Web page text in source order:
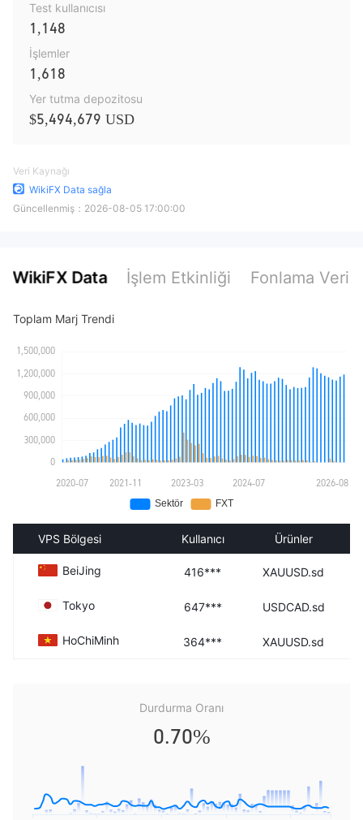
Test kullanıcısı
1,148
İşlemler
1,618
Yer tutma depozitosu
$5,494,679 USD
Veri Kaynağı
WikiFX Data sağla
Güncellenmiş： 2026-08-05 17:00:00
WikiFX Data İşlem Etkinliği Fonlama
Toplam Marj Trendi
VPS Bölgesi Kullanıcı Ürünler
BeiJing 416*** XAUUSD.sd
Tokyo 647*** USDCAD.sd
HoChiMinh 364*** XAUUSD.sd
Durdurma Oranı
0.70%